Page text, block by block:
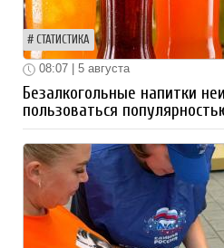
СТАТИСТИКА
08:07 | 5 августа
Безалкогольные напитки
пользоваться